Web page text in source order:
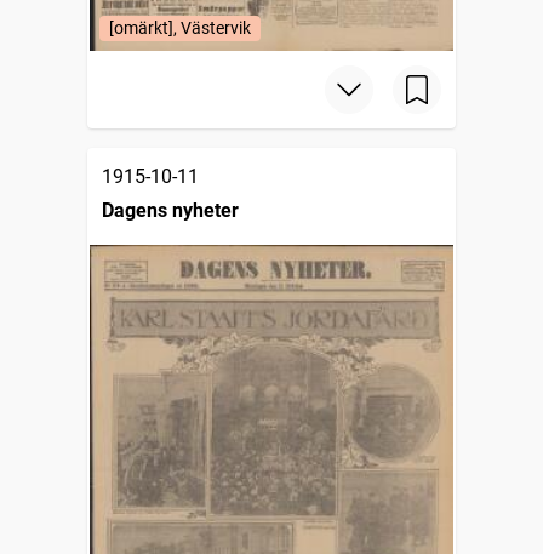
[omärkt], Västervik
1915-10-11
Dagens nyheter